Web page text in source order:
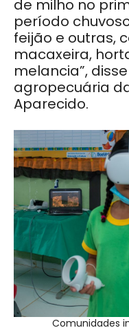
de milho no
período
feijão e outras,
macaxeira,
melancia”,
agropecuária
Aparecido.
Comunidades